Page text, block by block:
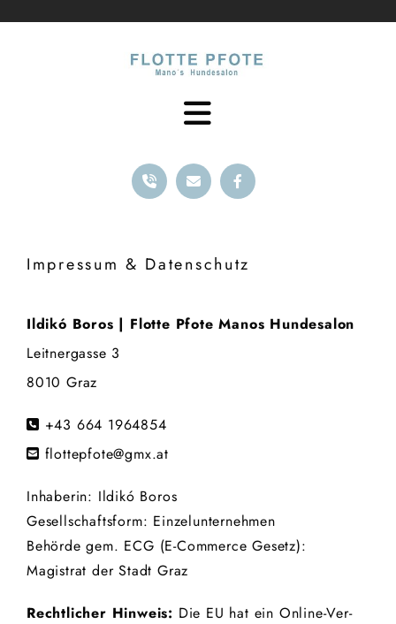
Impressum & Datenschutz
Ildikó Boros | Flotte Pfote Manos Hundesalon
Leitnergasse 3
8010 Graz
 +43 664 1964854
 flottepfote@gmx.at
Inhaberin: Ildikó Boros
Ge­sell­schafts­form: Einzelunternehmen
Be­hör­de gem. ECG (E-Com­mer­ce Ge­setz):
Magistrat der Stadt Graz
Recht­li­cher Hin­weis: Die EU hat ein On­line-Ver­